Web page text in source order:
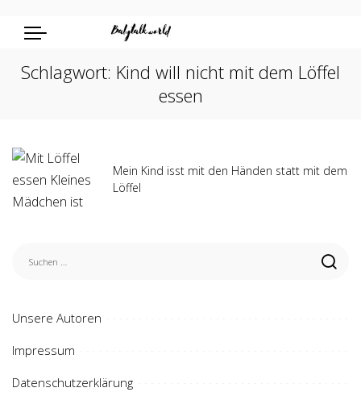
Schlagwort: Kind will nicht mit dem Löffel
essen
Mein Kind isst mit den Händen statt mit dem
Löffel
Unsere Autoren
Impressum
Datenschutzerklärung